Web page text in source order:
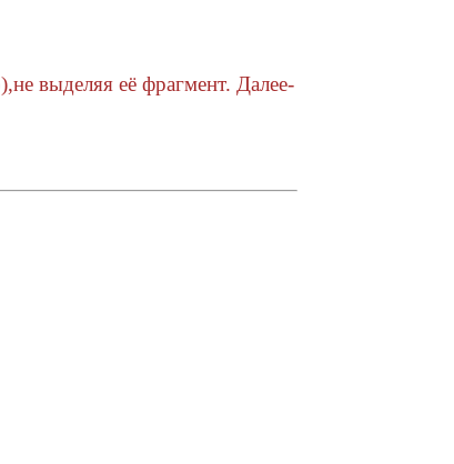
выделяя её фрагмент. Далее-